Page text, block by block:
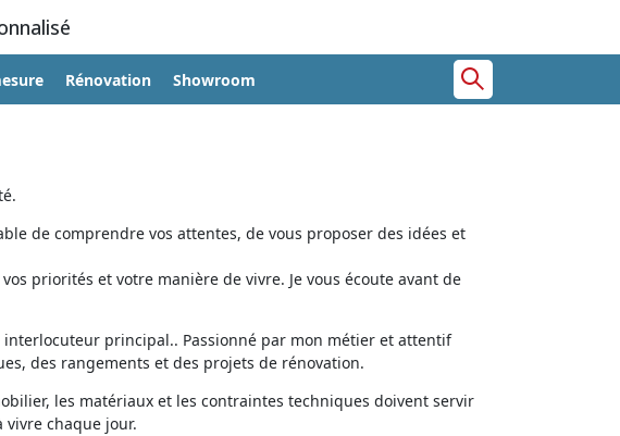
Rénovation Showroom
de comprendre vos attentes, de vous proposer des idées et
priorités et votre manière de vivre. Je vous écoute avant de
interlocuteur principal.. Passionné par mon métier et attentif
des rangements et des projets de rénovation.
les matériaux et les contraintes techniques doivent servir
chaque jour.